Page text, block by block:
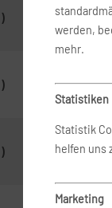
3.
3.
12.
werden,
mehr.
Statistiken
Statistik
helfen uns
Marketing